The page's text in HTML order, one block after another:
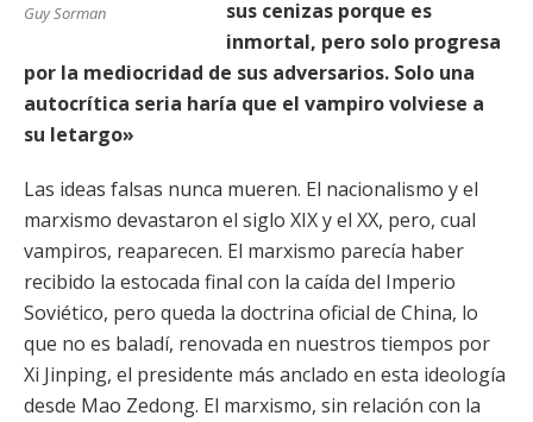
Guy Sorman
sus cenizas porque es
inmortal, pero solo progresa
por la mediocridad de sus adversarios. Solo una
autocrítica seria haría que el vampiro volviese a
su letargo»
Las ideas falsas nunca mueren. El nacionalismo y el
marxismo devastaron el siglo XIX y el XX, pero, cual
vampiros, reaparecen. El marxismo parecía haber
recibido la estocada final con la caída del Imperio
Soviético, pero queda la doctrina oficial de China, lo
que no es baladí, renovada en nuestros tiempos por
Xi Jinping, el presidente más anclado en esta ideología
desde Mao Zedong. El marxismo, sin relación con la